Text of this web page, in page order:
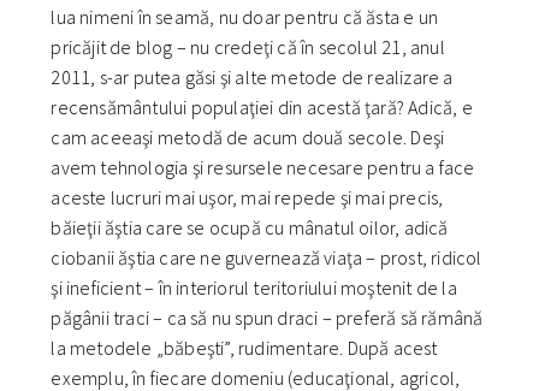
lua nimeni în seamă, nu doar pentru că ăsta e un
pricăjit de blog – nu credeţi că în secolul 21, anul
2011, s-ar putea găsi şi alte metode de realizare a
recensământului populaţiei din acestă ţară? Adică, e
cam aceeaşi metodă de acum două secole. Deşi
avem tehnologia şi resursele necesare pentru a face
aceste lucruri mai uşor, mai repede şi mai precis,
băieţii ăştia care se ocupă cu mânatul oilor, adică
ciobanii ăştia care ne guvernează viaţa – prost, ridicol
şi ineficient – în interiorul teritoriului moştenit de la
păgânii traci – ca să nu spun draci – preferă să rămână
la metodele „băbeşti”, rudimentare. După acest
exemplu, în fiecare domeniu (educaţional, agricol,